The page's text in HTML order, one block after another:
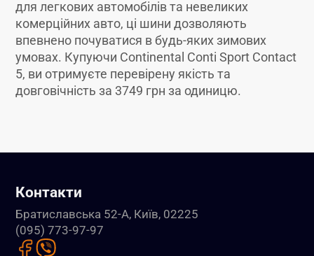
для легкових автомобілів та невеликих
комерційних авто, ці шини дозволяють
впевнено почуватися в будь-яких зимових
умовах. Купуючи Continental Conti Sport Contact
5, ви отримуєте перевірену якість та
довговічність за 3749 грн за одиницю.
Контакти
Братиславська 52-А, Київ, 02225
(095) 773-97-97